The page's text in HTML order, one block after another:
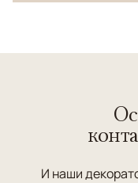
И наши